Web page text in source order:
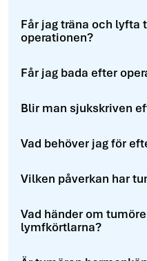
Får jag träna och lyfta
operationen?
Får jag bada efter
Blir man sjukskriven
Vad behöver jag för
Vilken påverkan har
Vad händer om
lymfkörtlarna?